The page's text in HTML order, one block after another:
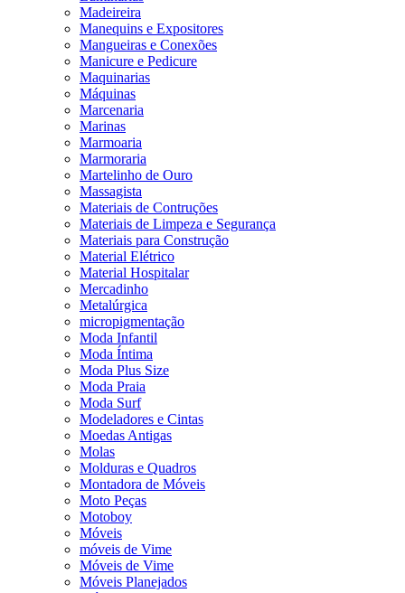
Madeireira
Manequins e Expositores
Mangueiras e Conexões
Manicure e Pedicure
Maquinarias
Máquinas
Marcenaria
Marinas
Marmoaria
Marmoraria
Martelinho de Ouro
Massagista
Materiais de Contruções
Materiais de Limpeza e Segurança
Materiais para Construção
Material Elétrico
Material Hospitalar
Mercadinho
Metalúrgica
micropigmentação
Moda Infantil
Moda Íntima
Moda Plus Size
Moda Praia
Moda Surf
Modeladores e Cintas
Moedas Antigas
Molas
Molduras e Quadros
Montadora de Móveis
Moto Peças
Motoboy
Móveis
móveis de Vime
Móveis de Vime
Móveis Planejados